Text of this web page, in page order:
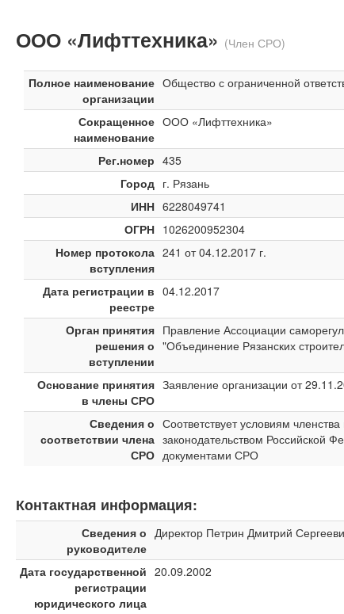
ООО «Лифттехника» (Член СРО)
Полное наименование
организации
Общество с ограниченной
Сокращенное
наименование
ООО «Лифттехника»
Рег.номер 435
Город г. Рязань
ИНН 6228049741
ОГРН 1026200952304
Номер протокола
вступления
241 от 04.12.2017 г.
Дата регистрации в
реестре
04.12.2017
Орган принятия
решения о
вступлении
Правление Ассоциации
"Объединение Рязанских
Основание принятия
в члены СРО
Заявление организации от
Сведения о
соответствии члена
СРО
Соответствует условиям
законодательством Российской
документами СРО
Контактная информация:
Сведения о
руководителе
Директор Петрин Дмитрий
Дата государственной
регистрации
юридического лица
20.09.2002